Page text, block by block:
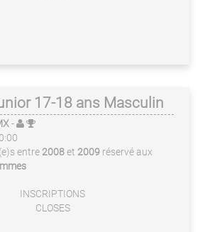
17-18 ans Masculin
-
0:00
entre 2008et 2009 réservé aux
INSCRIPTIONS
CLOSES